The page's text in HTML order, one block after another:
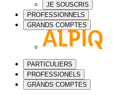
JE SOUSCRIS
PROFESSIONNELS
GRANDS COMPTES
PARTICULIERS
PROFESSIONELS
GRANDS COMPTES